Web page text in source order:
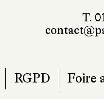
T.
RGPD Foire